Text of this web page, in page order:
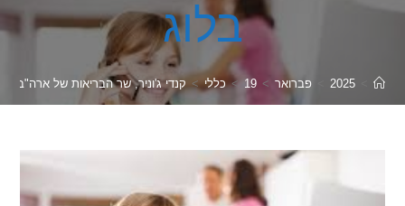
בלוג
2025 פברואר >
19
> כללי > קנדי ג'וניר, שר הבריאות של ארה"ב – לבדוק את